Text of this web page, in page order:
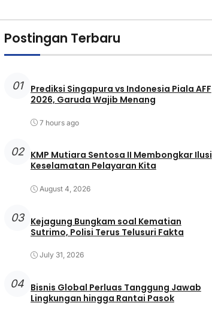
Postingan Terbaru
01
Prediksi Singapura vs Indonesia Piala AFF
2026, Garuda Wajib Menang
7 hours ago
02
KMP Mutiara Sentosa II Membongkar Ilusi
Keselamatan Pelayaran Kita
August 4, 2026
03
Kejagung Bungkam soal Kematian
Sutrimo, Polisi Terus Telusuri Fakta
July 31, 2026
04 Bisnis Global Perluas Tanggung Jawab
Lingkungan hingga Rantai Pasok